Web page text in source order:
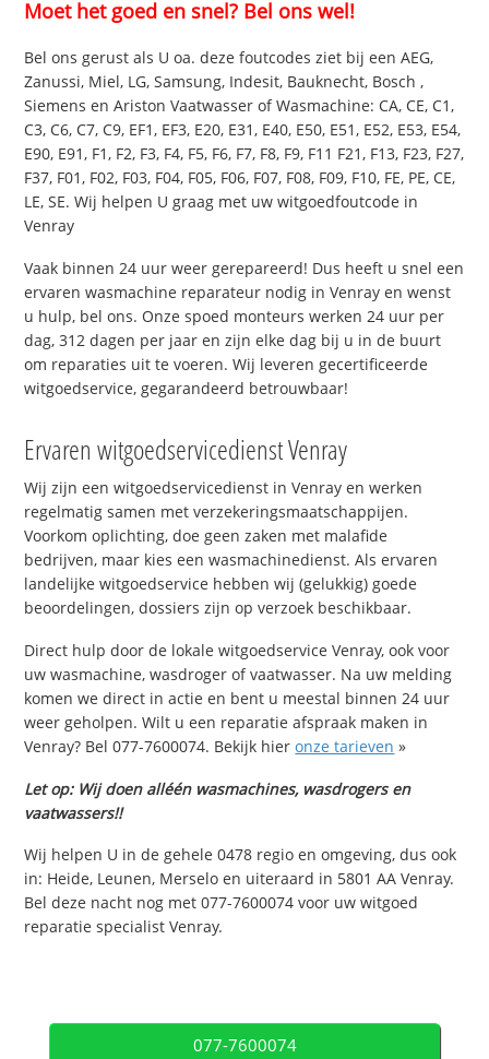
Moet het goed en snel? Bel ons wel!
Bel ons gerust als U oa. deze foutcodes ziet bij een AEG,
Zanussi, Miel, LG, Samsung, Indesit, Bauknecht, Bosch ,
Siemens en Ariston Vaatwasser of Wasmachine: CA, CE, C1,
C3, C6, C7, C9, EF1, EF3, E20, E31, E40, E50, E51, E52, E53, E54,
E90, E91, F1, F2, F3, F4, F5, F6, F7, F8, F9, F11 F21, F13, F23, F27,
F37, F01, F02, F03, F04, F05, F06, F07, F08, F09, F10, FE, PE, CE,
LE, SE. Wij helpen U graag met uw witgoedfoutcode in
Venray
Vaak binnen 24 uur weer gerepareerd! Dus heeft u snel een
ervaren wasmachine reparateur nodig in Venray en wenst
u hulp, bel ons. Onze spoed monteurs werken 24 uur per
dag, 312 dagen per jaar en zijn elke dag bij u in de buurt
om reparaties uit te voeren. Wij leveren gecertificeerde
witgoedservice, gegarandeerd betrouwbaar!
Ervaren witgoedservicedienst Venray
Wij zijn een witgoedservicedienst in Venray en werken
regelmatig samen met verzekeringsmaatschappijen.
Voorkom oplichting, doe geen zaken met malafide
bedrijven, maar kies een wasmachinedienst. Als ervaren
landelijke witgoedservice hebben wij (gelukkig) goede
beoordelingen, dossiers zijn op verzoek beschikbaar.
Direct hulp door de lokale witgoedservice Venray, ook voor
uw wasmachine, wasdroger of vaatwasser. Na uw melding
komen we direct in actie en bent u meestal binnen 24 uur
weer geholpen. Wilt u een reparatie afspraak maken in
Venray? Bel 077-7600074. Bekijk hieronze tarieven »
Let op: Wij doen alléén wasmachines, wasdrogers en
vaatwassers!!
Wij helpen U in de gehele 0478 regio en omgeving, dus ook
in: Heide, Leunen, Merselo en uiteraard in 5801 AA Venray.
Bel deze nacht nog met 077-7600074 voor uw witgoed
reparatie specialist Venray.
077-7600074